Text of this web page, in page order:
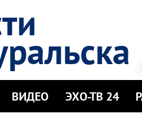
ВИДЕО ЭХО-ТВ 24